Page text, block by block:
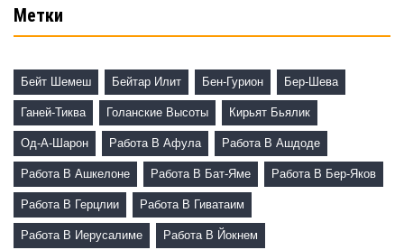
Метки
Бейт Шемеш Бейтар Илит Бен-Гурион Бер-Шева
Ганей-Тиква Голанские Высоты Кирьят Бьялик
Од-А-Шарон Работа В Афула Работа В Ашдоде
Работа В Ашкелоне Работа В Бат-Яме Работа В Бер-Яков
Работа В Герцлии Работа В Гиватаим
Работа В Иерусалиме Работа В Йокнем